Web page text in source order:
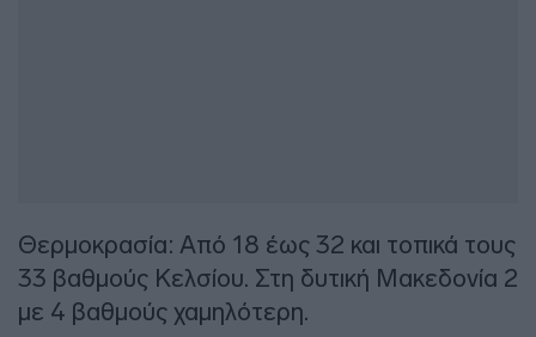
Θερμοκρασία: Από 18 έως 32 και τοπικά τους
33 βαθμούς Κελσίου. Στη δυτική Μακεδονία 2
με 4 βαθμούς χαμηλότερη.